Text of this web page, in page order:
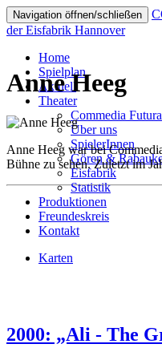
Navigation öffnen/schließen
der Eisfabrik Hannover
Home
Spielplan
Aktuell
Theater
Commedia Futura
Über uns
SpielerInnen
Gören &
Eisfabrik
Statistik
Produktionen
Freundeskreis
Kontakt
Karten
Anne Heeg
Anne Heeg war bei
Bühne zu sehen. Zuletzt im
2000: „Ali - The